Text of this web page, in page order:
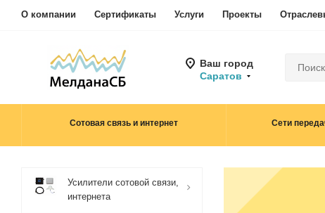
О компании Сертификаты Услуги Проекты
Ваш город
Саратов
Сотовая связь и интернет Сети
Усилители сотовой связи,
интернета